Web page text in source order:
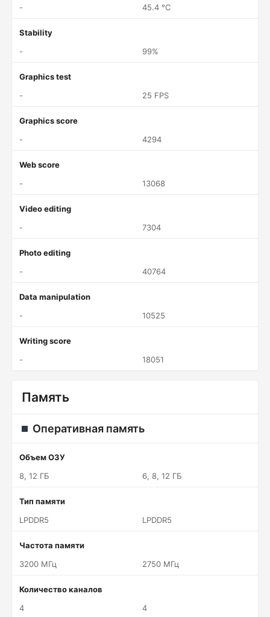
-
45.4 °C
Stability
-
99%
Graphics test
-
25 FPS
Graphics score
-
4294
Web score
-
13068
Video editing
-
7304
Photo editing
-
40764
Data manipulation
-
10525
Writing score
-
18051
Память
Оперативная память
Объем ОЗУ
8, 12 ГБ
6, 8, 12 ГБ
Тип памяти
LPDDR5
LPDDR5
Частота памяти
3200 МГц
2750 МГц
Количество каналов
4
4